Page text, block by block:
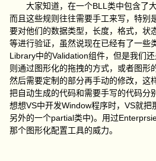
大家知道，在一个BLL 类中包含了
而且这些规则往往需要手工来写，特别
要对他们的数据类型，长度，格式，状
等进行验证，虽然说现在已经有了一些
Library中的Validation组件，但是我们
则通过图形化的拖拽的方式，或者图形
然后需要定制的部分再手动的修改，这
把自动生成的代码和需要手写的代码分
想想VS中开发Window程序时，VS就把
另外的一个partial类中)。用过
那个图形化配置工具的威力。